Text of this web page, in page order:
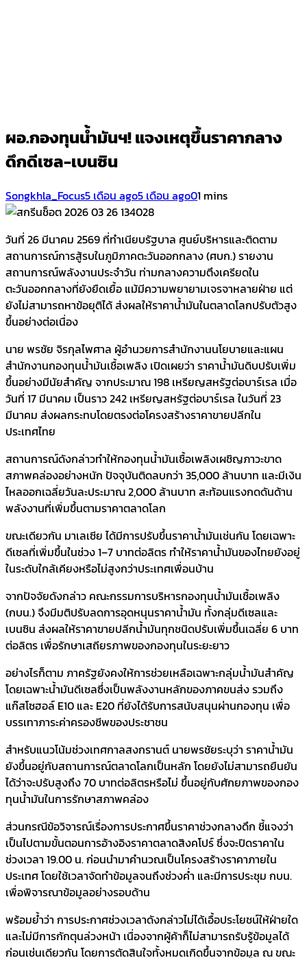
ผอ.กองทุนน้ำมันฯ! แจงเหตุขึ้นราคากลาง
ดึกดีเซล-เบนซิน
Songkhla_Focus5 เดือน ago5 เดือน ago01 mins
วันที่ 26 มีนาคม 2569 ที่ทำเนียบรัฐบาล ศูนย์บริหารและติดตาม
สถานการณ์การสู้รบในภูมิภาคตะวันออกกลาง (ศบก.) รายงาน
สถานการณ์พลังงานประจำวัน ท่ามกลางความตึงเครียดใน
ตะวันออกกลางที่ยังยืดเยื้อ แม้มีความพยายามเจรจาหลายฝ่าย แต่
ยังไม่สามารถหาข้อยุติได้ ส่งผลให้ราคาน้ำมันในตลาดโลกปรับตัวสูง
ขึ้นอย่างต่อเนื่อง
นาย พรชัย จิรกุลไพศาล ผู้อำนวยการสำนักงานนโยบายและแผน
สำนักงานกองทุนน้ำมันเชื้อเพลิง เปิดเผยว่า ราคาน้ำมันดิบปรับเพิ่ม
ขึ้นอย่างมีนัยสำคัญ จากประมาณ 198 เหรียญสหรัฐต่อบาร์เรล เมื่อ
วันที่ 17 มีนาคม เป็นราว 242 เหรียญสหรัฐต่อบาร์เรล ในวันที่ 23
มีนาคม ส่งผลกระทบโดยตรงต่อโครงสร้างราคาขายปลีกใน
ประเทศไทย
สถานการณ์ดังกล่าวทำให้กองทุนน้ำมันเชื้อเพลิงเผชิญภาวะขาด
สภาพคล่องอย่างหนัก ปัจจุบันติดลบกว่า 35,000 ล้านบาท และมีเงิน
ไหลออกเฉลี่ยวันละประมาณ 2,000 ล้านบาท สะท้อนแรงกดดันด้าน
พลังงานที่เพิ่มขึ้นตามราคาตลาดโลก
ขณะเดียวกัน มาเลเซีย ได้มีการปรับขึ้นราคาน้ำมันเช่นกัน โดยเฉพาะ
ดีเซลที่เพิ่มขึ้นในช่วง 1–7 บาทต่อลิตร ทำให้ราคาน้ำมันของไทยยังอยู่
ในระดับใกล้เคียงหรือไม่สูงกว่าประเทศเพื่อนบ้าน
จากปัจจัยดังกล่าว คณะกรรมการบริหารกองทุนน้ำมันเชื้อเพลิง
(กบน.) จึงมีมติปรับลดการอุดหนุนราคาน้ำมัน ทั้งกลุ่มดีเซลและ
เบนซิน ส่งผลให้ราคาขายปลีกน้ำมันทุกชนิดปรับเพิ่มขึ้นเฉลี่ย 6 บาท
ต่อลิตร เพื่อรักษาเสถียรภาพของกองทุนในระยะยาว
อย่างไรก็ตาม ภาครัฐยังคงให้การช่วยเหลือเฉพาะกลุ่มน้ำมันสำคัญ
โดยเฉพาะน้ำมันดีเซลซึ่งเป็นพลังงานหลักของภาคขนส่ง รวมถึง
แก๊สโซฮอล์ E10 และ E20 ที่ยังได้รับการสนับสนุนผ่านกองทุน เพื่อ
บรรเทาภาระค่าครองชีพของประชาชน
สำหรับแนวโน้มช่วงเทศกาลสงกรานต์ นายพรชัยระบุว่า ราคาน้ำมัน
ยังขึ้นอยู่กับสถานการณ์ตลาดโลกเป็นหลัก โดยยังไม่สามารถยืนยัน
ได้ว่าจะปรับสูงถึง 70 บาทต่อลิตรหรือไม่ ขึ้นอยู่กับศักยภาพของกอง
ทุนน้ำมันในการรักษาสภาพคล่อง
ส่วนกรณีข้อวิจารณ์เรื่องการประกาศขึ้นราคาช่วงกลางดึก ชี้แจงว่า
เป็นไปตามขั้นตอนการอ้างอิงราคาตลาดสิงคโปร์ ซึ่งจะปิดราคาใน
ช่วงเวลา 19.00 น. ก่อนนำมาคำนวณเป็นโครงสร้างราคาภายใน
ประเทศ โดยใช้เวลาจัดทำข้อมูลจนถึงช่วงค่ำ และมีการประชุม กบน.
เพื่อพิจารณาข้อมูลอย่างรอบด้าน
พร้อมย้ำว่า การประกาศช่วงเวลาดังกล่าวไม่ได้เอื้อประโยชน์ให้ฝ่ายใด
และไม่มีการกักตุนล่วงหน้า เนื่องจากผู้ค้าก็ไม่สามารถรับรู้ข้อมูลได้
ก่อนเช่นเดียวกัน โดยการตัดสินใจทั้งหมดเกิดขึ้นจากข้อมูล ณ ขณะ